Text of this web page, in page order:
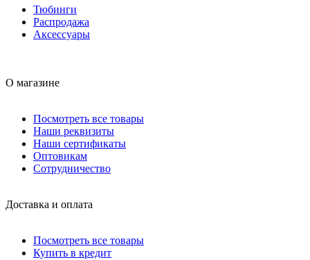
Тюбинги
Распродажа
Аксессуары
О магазине
Посмотреть все товары
Наши реквизиты
Наши сертификаты
Оптовикам
Сотрудничество
Доставка и оплата
Посмотреть все товары
Купить в кредит